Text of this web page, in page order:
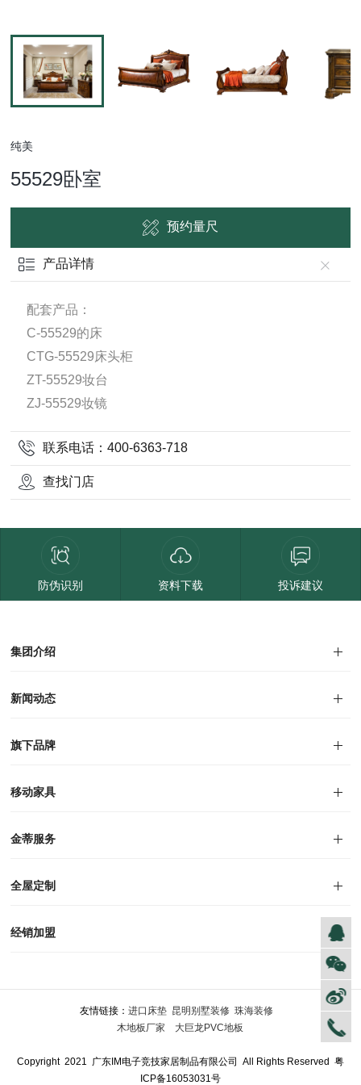
纯美
55529卧室
预约量尺
产品详情
配套产品：
C-55529的床
CTG-55529床头柜
ZT-55529妆台
ZJ-55529妆镜
联系电话：400-6363-718
查找门店
防伪识别 资料下载 投诉建议
集团介绍
集团介绍
企业文化
人才招聘
商学院
VR全景展厅
董事长介绍
新闻动态
对外公告
家居资讯
旗下品牌
品牌文化
荣誉资质
产品专利
电子画册
移动家具
迪尚
西瑞
洛斯
里奥
洛卡
美舍
新古典
纯美
金蒂服务
售后服务
防伪识别
投诉建议
全屋定制
风格定制
空间定制
户型案例
材质展示
预约量尺
经销加盟
友情链接：进口床垫 昆明别墅装修 珠海装修
木地板厂家
大巨龙PVC地板
Copyright 2021 广东IM电子竞技家居制品有限公司 All Rights Reserved 粤
ICP备16053031号